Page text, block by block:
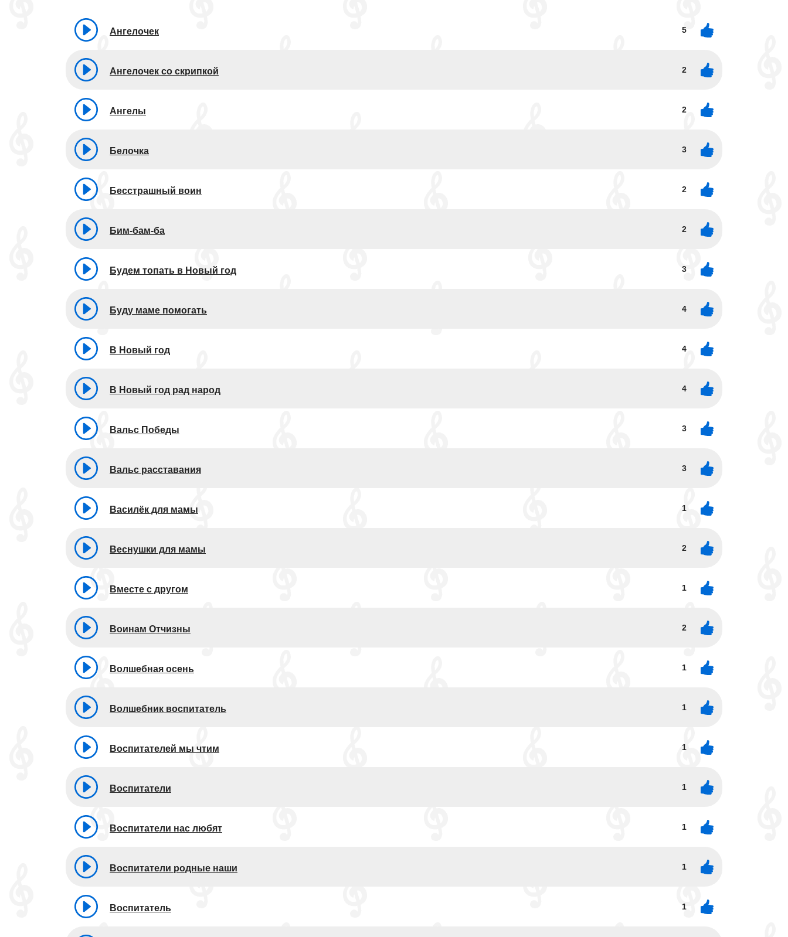
Ангелочек 5
Ангелочек со скрипкой 2
Ангелы 2
Белочка 3
Бесстрашный воин 2
Бим-бам-ба 2
Будем топать в Новый год 3
Буду маме помогать 4
В Новый год 4
В Новый год рад народ 4
Вальс Победы 3
Вальс расставания 3
Василёк для мамы 1
Веснушки для мамы 2
Вместе с другом 1
Воинам Отчизны 2
Волшебная осень 1
Волшебник воспитатель 1
Воспитателей мы чтим 1
Воспитатели 1
Воспитатели нас любят 1
Воспитатели родные наши 1
Воспитатель 1